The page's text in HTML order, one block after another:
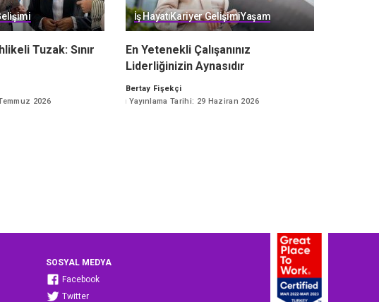
Tuzak: Sınır
2026
İş HayatıKariyer GelişimiYaşam
En Yetenekli Çalışanınız
Liderliğinizin Aynasıdır
Posted
by
Bertay Fişekçi
Yayınlama Tarihi: 29 Haziran 2026
SOSYAL MEDYA
Facebook
Twitter